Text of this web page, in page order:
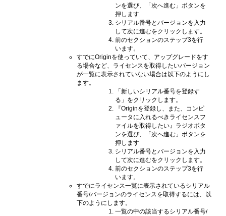
ンを選び、「次へ進む」ボタンを
押します
シリアル番号とバージョンを入力
して次に進むをクリックします。
前のセクションのステップ3を行
います。
すでにOriginを使っていて、アップグレードをす
る場合など、ライセンスを取得したいバージョン
が一覧に表示されていない場合は以下のようにし
ます。
「新しいシリアル番号を登録す
る」をクリックします。
『Originを登録し、また、コンピ
ュータに入れるべきライセンスフ
ァイルを取得したい』ラジオボタ
ンを選び、「次へ進む」ボタンを
押します
シリアル番号とバージョンを入力
して次に進むをクリックします。
前のセクションのステップ3を行
います。
すでにライセンス一覧に表示されているシリアル
番号/バージョンのライセンスを取得するには、以
下のようにします。
一覧の中の該当するシリアル番号/